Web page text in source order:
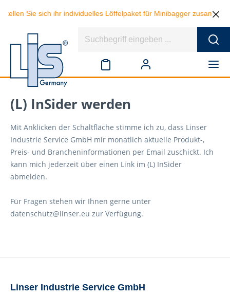
Sie sich ihr individuelles Löffelpaket für Minibagger
(L) InSider werden
Mit Anklicken der Schaltfläche stimme ich zu, dass Linser
Industrie Service GmbH mir monatlich aktuelle Produkt-,
Preis- und Brancheninformationen per Email zuschickt. Ich
kann mich jederzeit über einen Link im (L) InSider
abmelden.
Für Fragen stehen wir Ihnen gerne unter
datenschutz@linser.eu zur Verfügung.
Linser Industrie Service GmbH